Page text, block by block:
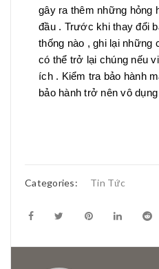
gây ra thêm những hỏng
đầu . Trước khi thay đổi
thống nào , ghi lại những
có thể trở lại chúng nếu
ích . Kiểm tra bảo hành
bảo hành trở nên vô
Categories: Tin Tức